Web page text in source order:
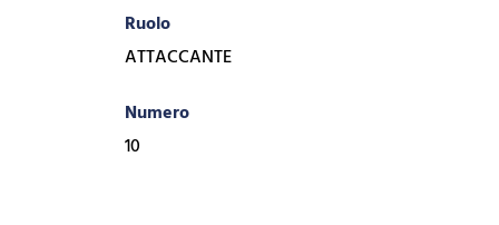
Ruolo
ATTACCANTE
Numero
10